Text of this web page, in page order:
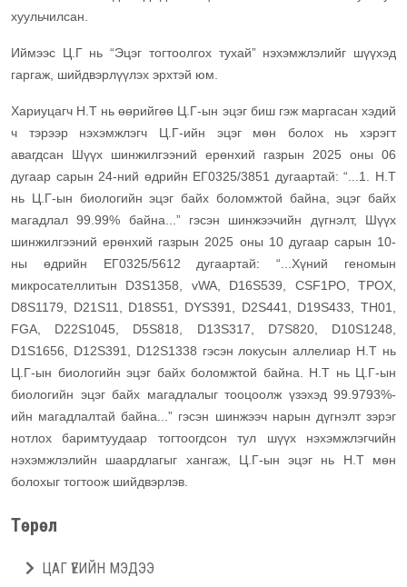
хуульчилсан.
Иймээс Ц.Г нь “Эцэг тогтоолгох тухай” нэхэмжлэлийг шүүхэд
гаргаж, шийдвэрлүүлэх эрхтэй юм.
Хариуцагч Н.Т нь өөрийгөө Ц.Г-ын эцэг биш гэж маргасан хэдий
ч тэрээр нэхэмжлэгч Ц.Г-ийн эцэг мөн болох нь хэрэгт
авагдсан Шүүх шинжилгээний ерөнхий газрын 2025 оны 06
дугаар сарын 24-ний өдрийн ЕГ0325/3851 дугаартай: “...1. Н.Т
нь Ц.Г-ын биологийн эцэг байх боломжтой байна, эцэг байх
магадлал 99.99% байна...” гэсэн шинжээчийн дүгнэлт, Шүүх
шинжилгээний ерөнхий газрын 2025 оны 10 дугаар сарын 10-
ны өдрийн ЕГ0325/5612 дугаартай: “...Хүний геномын
микросателлитын D3S1358, vWA, D16S539, CSF1PO, TPOX,
D8S1179, D21S11, D18S51, DYS391, D2S441, D19S433, TH01,
FGA, D22S1045, D5S818, D13S317, D7S820, D10S1248,
D1S1656, D12S391, D12S1338 гэсэн локусын аллелиар Н.Т нь
Ц.Г-ын биологийн эцэг байх боломжтой байна. Н.Т нь Ц.Г-ын
биологийн эцэг байх магадлалыг тооцоолж үзэхэд 99.9793%-
ийн магадлалтай байна...” гэсэн шинжээч нарын дүгнэлт зэрэг
нотлох баримтуудаар тогтоогдсон тул шүүх нэхэмжлэгчийн
нэхэмжлэлийн шаардлагыг хангаж, Ц.Г-ын эцэг нь Н.Т мөн
болохыг тогтоож шийдвэрлэв.
Төрөл
ЦАГ ҮЕИЙН МЭДЭЭ